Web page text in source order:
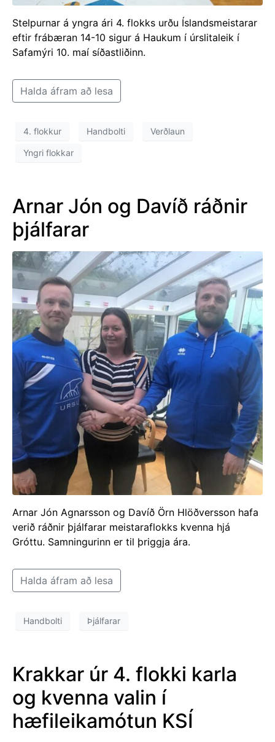
Stelpurnar á yngra ári 4. flokks urðu Íslandsmeistarar
eftir frábæran 14-10 sigur á Haukum í úrslitaleik í
Safamýri 10. maí síðastliðinn.
Halda áfram að lesa
4. flokkur Handbolti Verðlaun
Yngri flokkar
Arnar Jón og Davíð ráðnir
þjálfarar
Arnar Jón Agnarsson og Davíð Örn Hlöðversson hafa
verið ráðnir þjálfarar meistaraflokks kvenna hjá
Gróttu. Samningurinn er til þriggja ára.
Halda áfram að lesa
Handbolti Þjálfarar
Krakkar úr 4. flokki karla
og kvenna valin í
hæfileikamótun KSÍ